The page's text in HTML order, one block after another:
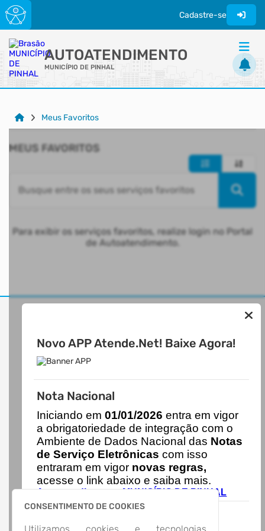
Cadastre-se
AUTOATENDIMENTO
MUNICÍPIO DE PINHAL
Acessibilidade
Cidadão
Meus Favoritos
CONSENTIMENTO DE COOKIES
Novo APP Atende.Net! Baixe Agora!
Nota Nacional
Iniciando em01/01/2026 entra em vigor
a obrigatoriedade de integração com o
Ambiente de Dados Nacional das Notas
de Serviço Eletrônicas com isso
entraram em vigor novas regras,
acesse o link abaixo e saiba mais.
Autoatendimento - MUNICÍPIO DE PINHAL
MEUS FAVORITOS
Para exibir os serviços favoritos, realize login no Portal
de Autoatendimento.
MUNICÍPIO DE PINHAL
AUTOATENDIMENTO
ACESSO RÁPIDO
Acesso à Informação
Cidadão
Transparência
LOCALIZAÇÃO
Pinhal/
Abrir no Mapa